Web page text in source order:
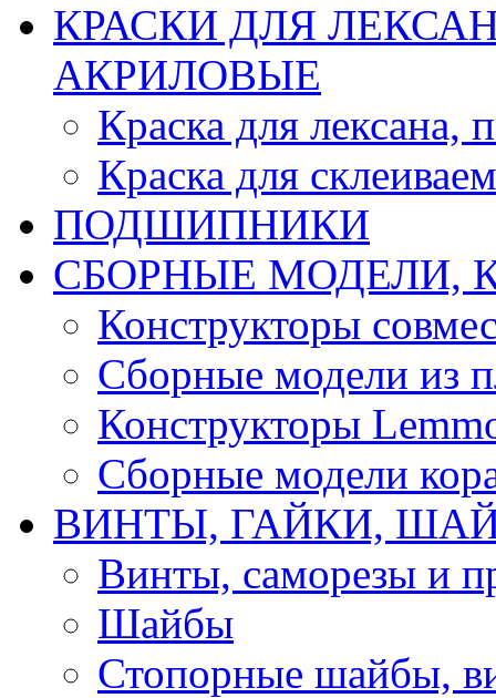
КРАСКИ ДЛЯ
АКРИЛОВЫЕ
Краска для лексана,
Краска для
ПОДШИПНИКИ
CБОРНЫЕ МОДЕЛИ,
Конструкторы
Сборные модели из
Конструкторы
Сборные модели
ВИНТЫ, ГАЙКИ,
Винты, саморезы и
Шайбы
Стопорные шайбы,